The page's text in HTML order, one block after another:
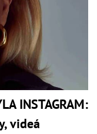
INSTAGRAM:
videá